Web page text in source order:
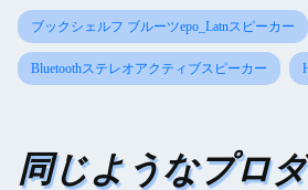
ブックシェルフ ブルーツepo_Latnスピーカー
Bluetoothステレオアクティブスピーカー
同じようなプロ